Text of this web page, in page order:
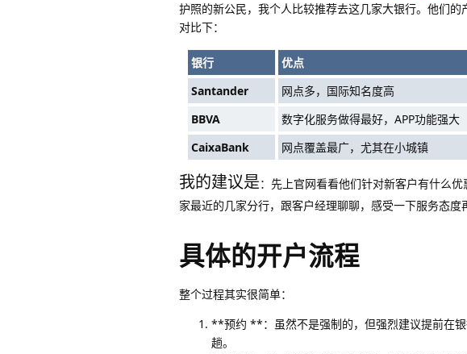
护照的新公民，我个人比较推荐去这几家大银行。他们
对比下：
银行 优点
Santander
网点多，国际知名度高
BBVA
数字化服务做得最好，APP功能强大
CaixaBank
网点覆盖最广，尤其在小城镇
我的建议是：先上官网看看他们针对新客户有什么
家最近的几家分行，跟客户经理聊聊，感受一下服务态度
具体的开户流程
整个过程其实很简单：
**预约 **：虽然不是强制的，但强烈建议提前在
趟。